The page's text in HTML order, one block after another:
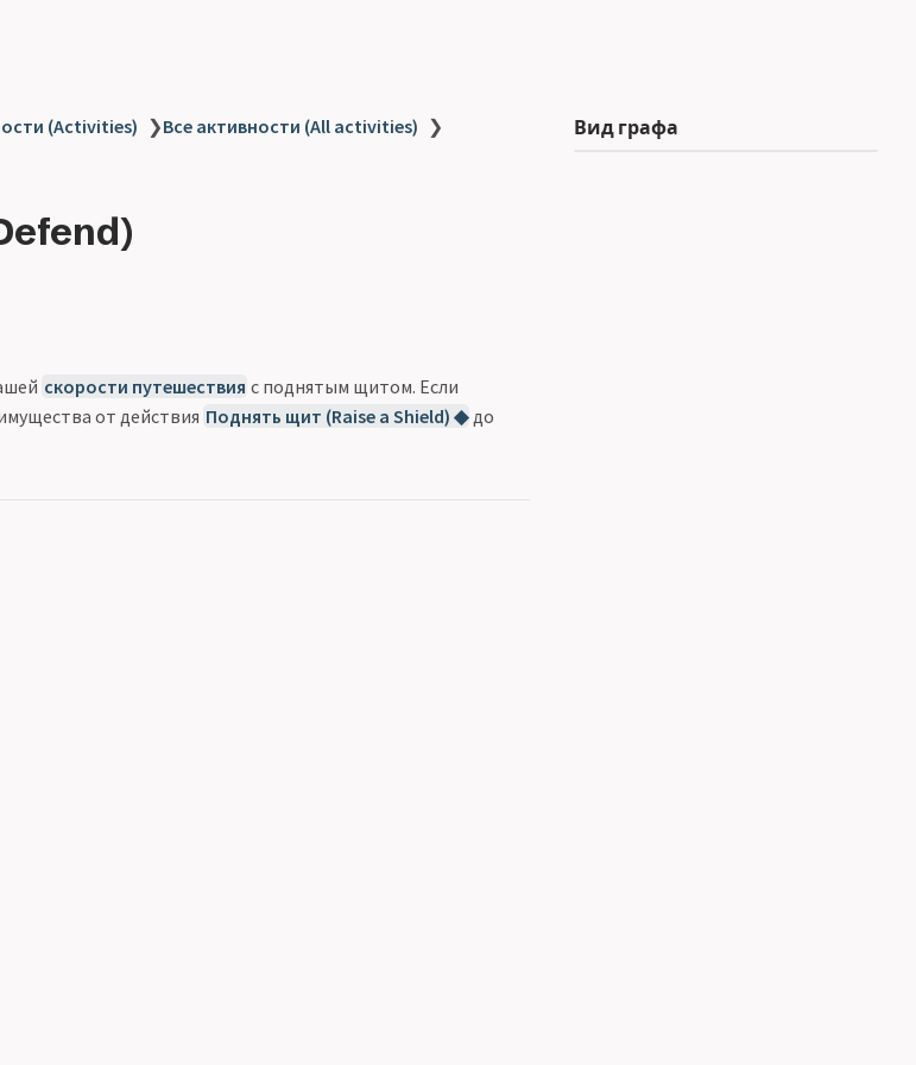
(Activities) ❯Все активности (All activities) ❯
скорости путешествия с поднятым щитом. Если
от действия Поднять щит (Raise a Shield) ◆ до
Вид графа